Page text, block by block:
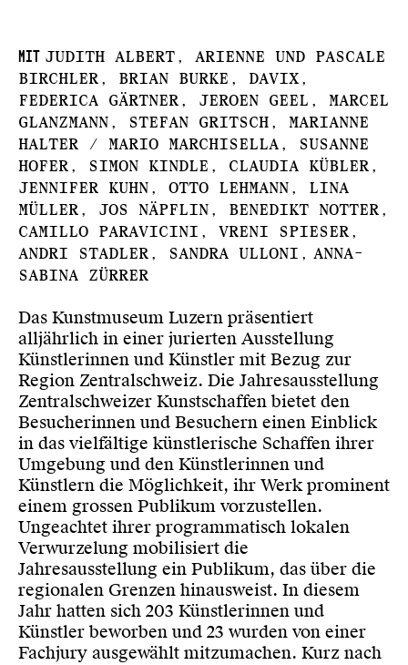
mit JUDITH ALBERT, ARIENNE und PASCALE
BIRCHLER, BRIAN BURKE, DAVIX,
FEDERICA GÄRTNER, JEROEN GEEL, MARCEL
GLANZMANN, STEFAN GRITSCH, MARIANNE
HALTER / MARIO MARCHISELLA, SUSANNE
HOFER, SIMON KINDLE, CLAUDIA KÜBLER,
JENNIFER KUHN, OTTO LEHMANN, LINA
MÜLLER, JOS NÄPFLIN, BENEDIKT NOTTER,
CAMILLO PARAVICINI, VRENI SPIESER,
ANDRI STADLER, SANDRA ULLONI, ANNA-
SABINA ZÜRRER
Das Kunstmuseum Luzern präsentiert
alljährlich in einer jurierten Ausstellung
Künstlerinnen und Künstler mit Bezug zur
Region Zentralschweiz. Die Jahresausstellung
Zentralschweizer Kunstschaffen bietet den
Besucherinnen und Besuchern einen Einblick
in das vielfältige künstlerische Schaffen ihrer
Umgebung und den Künstlerinnen und
Künstlern die Möglichkeit, ihr Werk prominent
einem grossen Publikum vorzustellen.
Ungeachtet ihrer programmatisch lokalen
Verwurzelung mobilisiert die
Jahresausstellung ein Publikum, das über die
regionalen Grenzen hinausweist. In diesem
Jahr hatten sich 203 Künstlerinnen und
Künstler beworben und 23 wurden von einer
Fachjury ausgewählt mitzumachen. Kurz nach